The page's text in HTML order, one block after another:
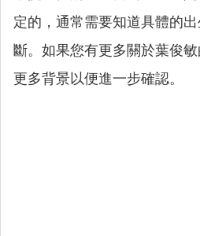
定的，通常需要知道具體的
斷。如果您有更多關於葉俊
更多背景以便進一步確認。